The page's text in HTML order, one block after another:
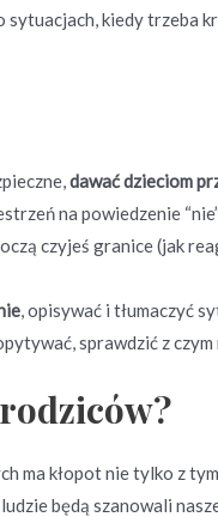
sytuacjach, kiedy trzeba
dawać dzieciom
na powiedzenie
czyjeś granice (jak
, opisywać i tłumaczyć
sprawdzić z
ma kłopot nie tylko z
będą szanowali